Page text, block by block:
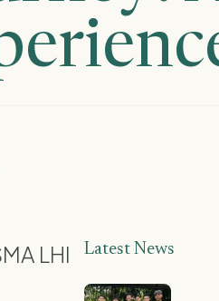
LHI
Latest News